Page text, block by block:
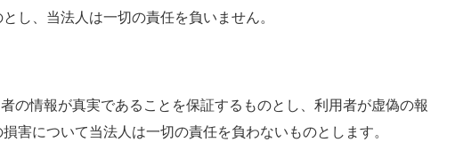
し、当法人は一切の責任を負いません。
の情報が真実であることを保証するものとし、利用者が虚偽の報
害について当法人は一切の責任を負わないものとします。